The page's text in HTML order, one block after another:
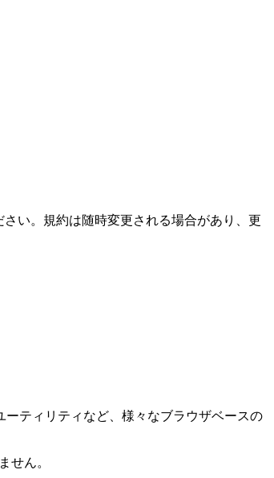
さい。規約は随時変更される場合があり、更
ティリティなど、様々なブラウザベースの
せん。